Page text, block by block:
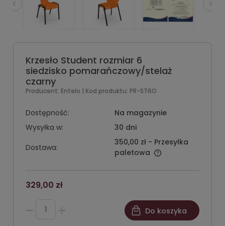
Krzesło Student rozmiar 6
siedzisko pomarańczowy/stelaż
czarny
Producent: Entelo | Kod produktu: PR-ST6O
Dostępność:
Na magazynie
Wysyłka w:
30 dni
Dostawa:
350,00 zł - Przesyłka
paletowa
329,00 zł
Do koszyka